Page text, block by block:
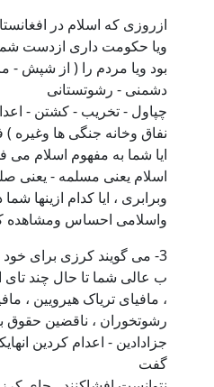
ازروزی که اسلام در
ویا حکومت داری ازدست
بود ویا مردم را ( از شپش -
دشمنی - رشوتستانی
چپاول - تخریب - کشتن -
نفاق وخانه جنگی ها وغیره )
ایا شما به مفهوم اسلام می
اسلام یعنی مسلمه - یعنی
وبرابری ، ایا کدام ازینها
واسلامی احساس ومشاهده
3- می گویند کرزی برای خود
ب عالی شما تا حال چند تای
، مافیای تریاک هیرویین ،
رشوتخوران ، ناقضین حقوق
جزادادین - اعدام کردین
گفت